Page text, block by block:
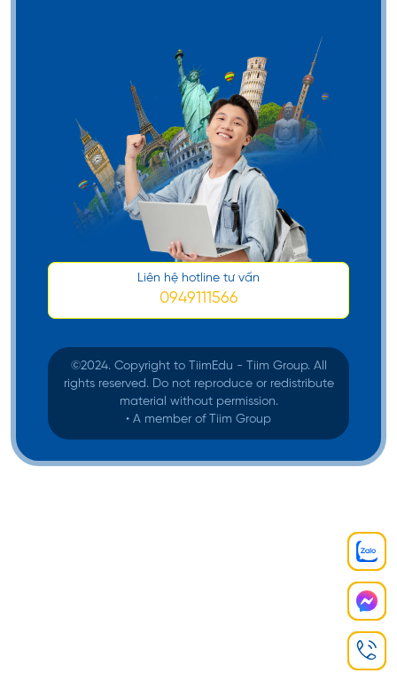
Liên hệ hotline tư vấn
0949111566
©️2024. Copyright to TiimEdu - Tiim Group. All
rights reserved. Do not reproduce or redistribute
material without permission.
• A member of Tiim Group